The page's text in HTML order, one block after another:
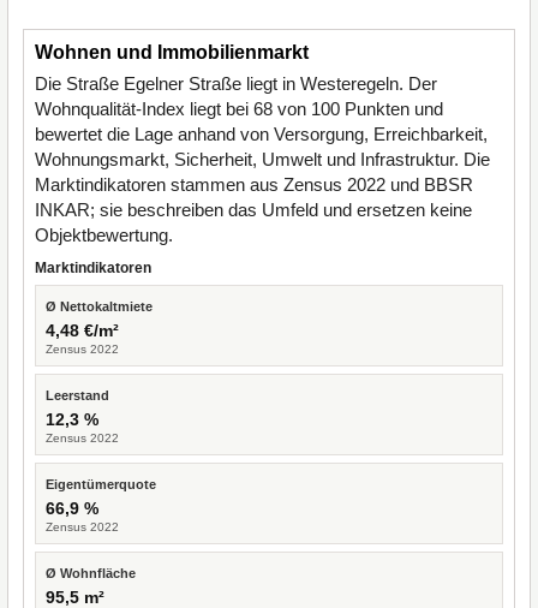
Wohnen und Immobilienmarkt
Die Straße Egelner Straße liegt in Westeregeln. Der
Wohnqualität-Index liegt bei 68 von 100 Punkten und
bewertet die Lage anhand von Versorgung, Erreichbarkeit,
Wohnungsmarkt, Sicherheit, Umwelt und Infrastruktur. Die
Marktindikatoren stammen aus Zensus 2022 und BBSR
INKAR; sie beschreiben das Umfeld und ersetzen keine
Objektbewertung.
Marktindikatoren
Ø Nettokaltmiete
4,48 €/m²
Zensus 2022
Leerstand
12,3 %
Zensus 2022
Eigentümerquote
66,9 %
Zensus 2022
Ø Wohnfläche
95,5 m²